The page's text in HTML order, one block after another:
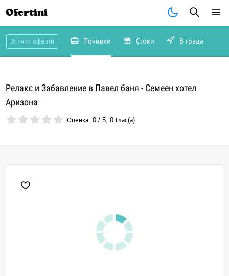
Ofertini
Всички оферти Почивки Стоки В града
Релакс и Забавление в Павел баня - Семеен хотел
Аризона
Оценка:0 /5,0 Глас(а)